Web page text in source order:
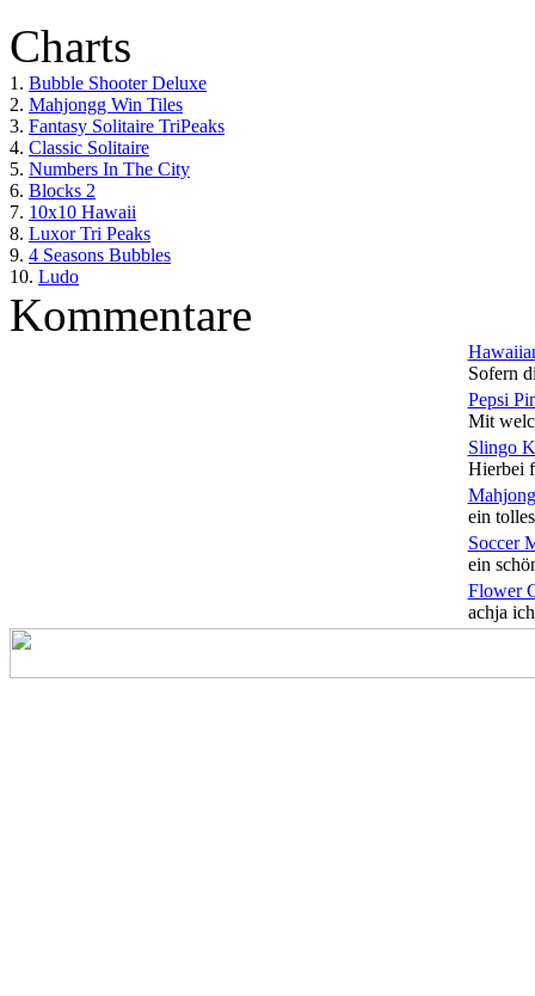
Charts
1. Bubble Shooter Deluxe
2. Mahjongg Win Tiles
3. Fantasy Solitaire TriPeaks
4. Classic Solitaire
5. Numbers In The City
6. Blocks 2
7. 10x10 Hawaii
8. Luxor Tri Peaks
9. 4 Seasons Bubbles
10. Ludo
Kommentare
Sofern
Pepsi
Mit
Slingo
Hierbei
ein
Soccer
ein
Flower
achja